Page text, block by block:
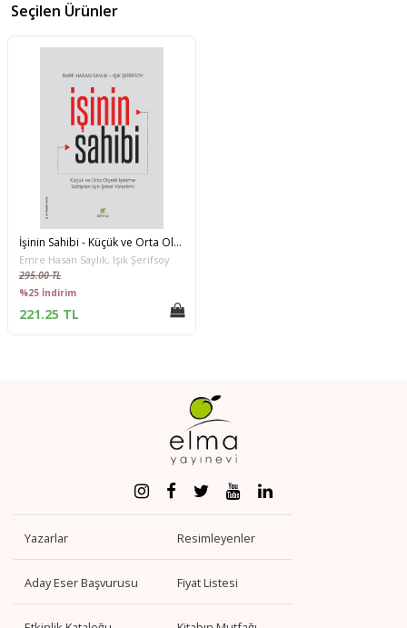
Seçilen Ürünler
İşinin Sahibi - Küçük ve Orta Ölçekli İşletme Sahipleri İçin Şirket Yönetimi
Emre Hasan Saylık, Işık Şerifsoy
295.00 TL
%25 İndirim
221.25 TL
Yazarlar Resimleyenler
Aday Eser Başvurusu Fiyat Listesi